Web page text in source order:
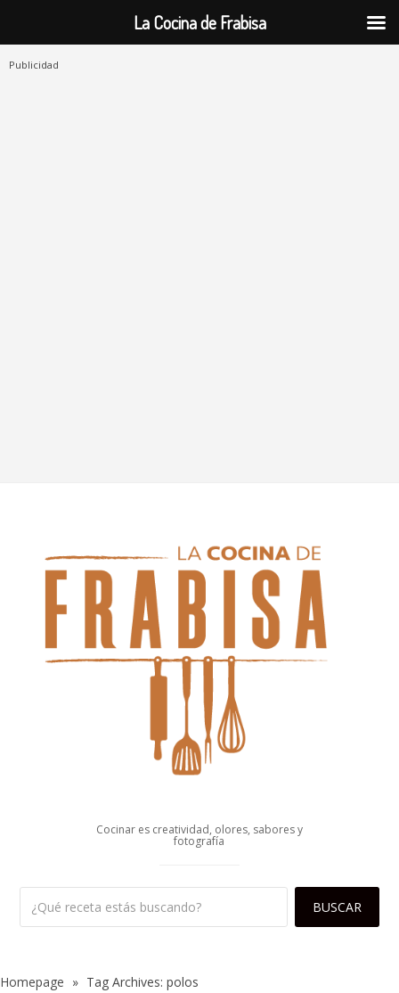
Publicidad
Cocinar es creatividad, olores, sabores y
fotografía
Homepage » Tag Archives: polos
La Cocina de Frabisa